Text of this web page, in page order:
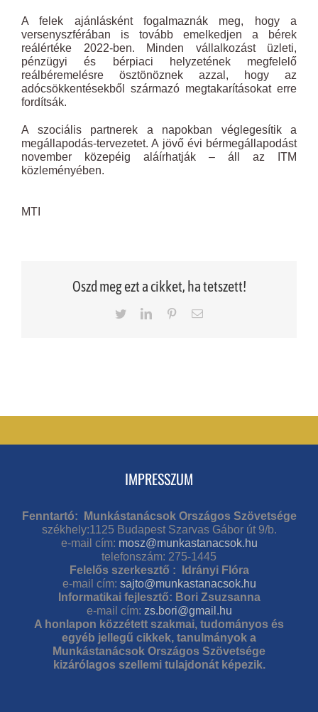
A felek ajánlásként fogalmaznák meg, hogy a
versenyszférában is tovább emelkedjen a bérek
reálértéke 2022-ben. Minden vállalkozást üzleti,
pénzügyi és bérpiaci helyzetének megfelelő
reálbéremelésre ösztönöznek azzal, hogy az
adócsökkentésekből származó megtakarításokat erre
fordítsák.
A szociális partnerek a napokban véglegesítik a
megállapodás-tervezetet. A jövő évi bérmegállapodást
november közepéig aláírhatják – áll az ITM
közleményében.
MTI
Oszd meg ezt a cikket, ha tetszett!
TwitterLinkedInPinterestEmail
IMPRESSZUM
Fenntartó: Munkástanácsok Országos Szövetsége
székhely:1125 Budapest Szarvas Gábor út 9/b.
e-mail cím: mosz@munkastanacsok.hu
telefonszám: 275-1445
Felelős szerkesztő : Idrányi Flóra
e-mail cím: sajto@munkastanacsok.hu
Informatikai fejlesztő: Bori Zsuzsanna
e-mail cím: zs.bori@gmail.hu
A honlapon közzétett szakmai, tudományos és
egyéb jellegű cikkek, tanulmányok a
Munkástanácsok Országos Szövetsége
kizárólagos szellemi tulajdonát képezik.